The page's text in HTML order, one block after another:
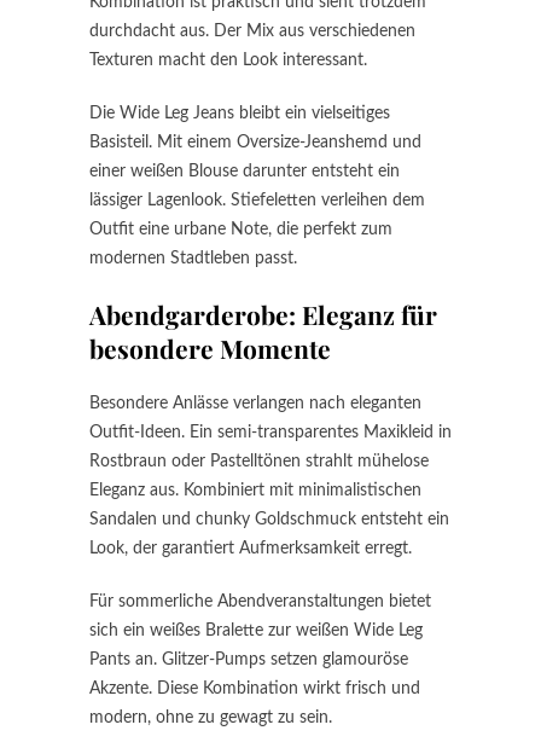
durchdacht aus. Der Mix aus verschiedenen
Texturen macht den Look interessant.
Die Wide Leg Jeans bleibt ein vielseitiges
Basisteil. Mit einem Oversize-Jeanshemd und
einer weißen Blouse darunter entsteht ein
lässiger Lagenlook. Stiefeletten verleihen dem
Outfit eine urbane Note, die perfekt zum
modernen Stadtleben passt.
Abendgarderobe: Eleganz für
besondere Momente
Besondere Anlässe verlangen nach eleganten
Outfit-Ideen. Ein semi-transparentes Maxikleid in
Rostbraun oder Pastelltönen strahlt mühelose
Eleganz aus. Kombiniert mit minimalistischen
Sandalen und chunky Goldschmuck entsteht ein
Look, der garantiert Aufmerksamkeit erregt.
Für sommerliche Abendveranstaltungen bietet
sich ein weißes Bralette zur weißen Wide Leg
Pants an. Glitzer-Pumps setzen glamouröse
Akzente. Diese Kombination wirkt frisch und
modern, ohne zu gewagt zu sein.